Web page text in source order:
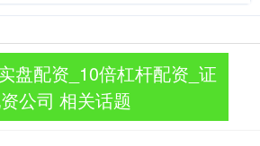
盘配资_10倍杠杆配资_证
公司 相关话题